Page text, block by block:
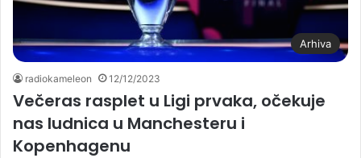
Arhiva
radiokameleon 12/12/2023
Večeras rasplet u Ligi prvaka, očekuje
nas ludnica u Manchesteru i
Kopenhagenu